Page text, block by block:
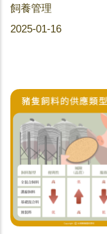
飼養管理
2025-01-16